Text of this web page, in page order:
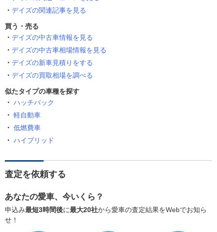
デイズの関連記事を見る
買う・売る
デイズの中古車情報を見る
デイズの中古車相場情報を見る
デイズの新車見積りをする
デイズの買取相場を調べる
似たタイプの車種を探す
ハッチバック
軽自動車
低燃費車
ハイブリッド
査定を依頼する
あなたの愛車、今いくら？
申込み最短3時間後に最大20社から愛車の査定結果をWebでお知ら
せ！